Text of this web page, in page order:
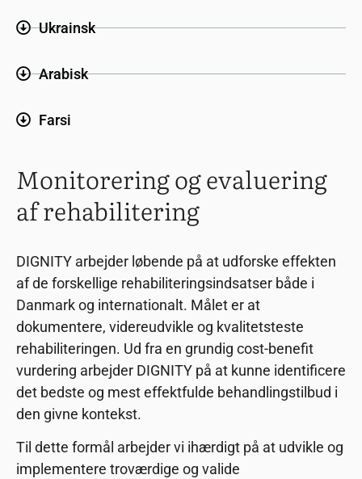
Ukrainsk
Arabisk
Farsi
Monitorering og evaluering
af rehabilitering
DIGNITY arbejder løbende på at udforske effekten
af de forskellige rehabiliteringsindsatser både i
Danmark og internationalt. Målet er at
dokumentere, videreudvikle og kvalitetsteste
rehabiliteringen. Ud fra en grundig cost-benefit
vurdering arbejder DIGNITY på at kunne identificere
det bedste og mest effektfulde behandlingstilbud i
den givne kontekst.
Til dette formål arbejder vi ihærdigt på at udvikle og
implementere troværdige og valide